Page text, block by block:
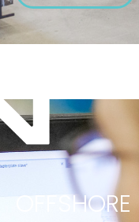
OFFSHORE